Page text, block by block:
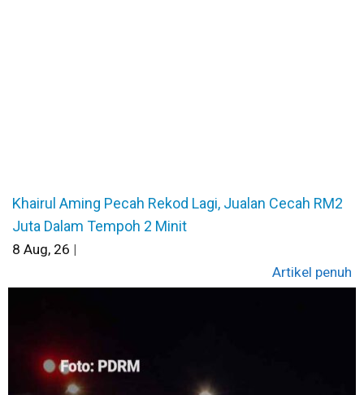
Khairul Aming Pecah Rekod Lagi, Jualan Cecah RM2
Juta Dalam Tempoh 2 Minit
8 Aug, 26 |
Artikel penuh